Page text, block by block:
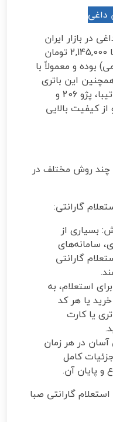
داغی در بازار ایران
به‌طور میانگین حدود 1,994,000 تا 2,145,000 تومان
بوده و معمولاً با
همچنین این باتری
برای خودروهای مختلفی از جمله تیبا، پژو 206 و
کیفیت بالایی
چند روش مختلف در
بسیاری از
سامانه‌های
گارانتی
استعلام، به
یا هر کد
یا کارت
آسان در هر زمان
کامل
و پایان آن.
گارانتی صبا